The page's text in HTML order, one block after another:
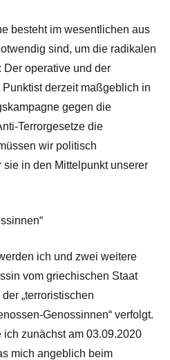
besteht im wesentlichen aus
sind, um die radikalen
Der operative und der
derzeit maßgeblich in
gegen die
Terrorgesetze die
wir politisch
in den Mittelpunkt unserer
ich und zwei weitere
vom griechischen Staat
„terroristischen
Genossinnen“ verfolgt.
ich zunächst am 03.09.2020
mich angeblich beim